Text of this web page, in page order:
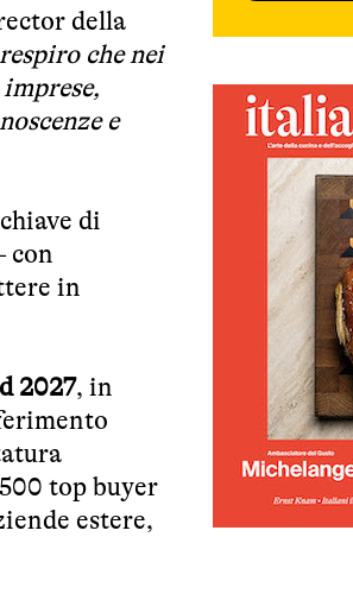
della
che nei
e
di
in
2027, in
top buyer
estere,